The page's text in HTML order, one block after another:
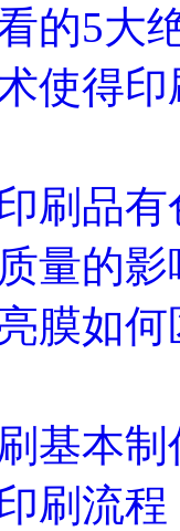
的5大
使得
刷品有
量的影
膜如何
基本
刷流程